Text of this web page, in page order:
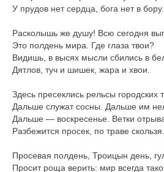
У прудов нет сердца, бога нет в бору.
Расколышь же душу! Всю сегодня
Это полдень мира. Где глаза твои?
Видишь, в высях мысли сбились в
Дятлов, туч и шишек, жара и хвои.
Здесь пресеклись рельсы городских
Дальше служат сосны. Дальше им
Дальше — воскресенье. Ветки
Разбежится просек, по траве скользя.
Просевая полдень, Троицын день,
Просит роща верить: мир всегда